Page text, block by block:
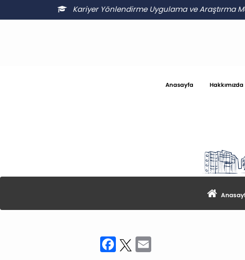
Kariyer Yönlendirme Uygulama ve Araştırma
Anasayfa Hakkımızda
Facebook
Twitter